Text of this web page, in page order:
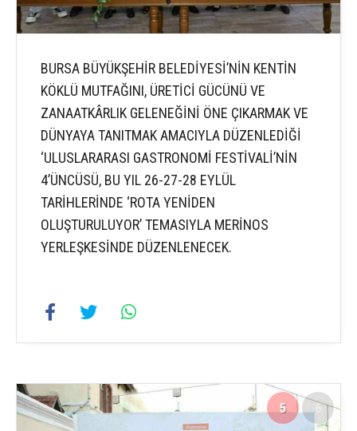
BURSA BÜYÜKŞEHİR BELEDİYESİ’NİN KENTİN
KÖKLÜ MUTFAĞINI, ÜRETİCİ GÜCÜNÜ VE
ZANAATKÂRLIK GELENEĞİNİ ÖNE ÇIKARMAK VE
DÜNYAYA TANITMAK AMACIYLA DÜZENLEDİĞİ
‘ULUSLARARASI GASTRONOMİ FESTİVALİ’NİN
4’ÜNCÜSÜ, BU YIL 26-27-28 EYLÜL
TARİHLERİNDE ‘ROTA YENİDEN
OLUŞTURULUYOR’ TEMASIYLA MERİNOS
YERLEŞKESİNDE DÜZENLENECEK.
5 6